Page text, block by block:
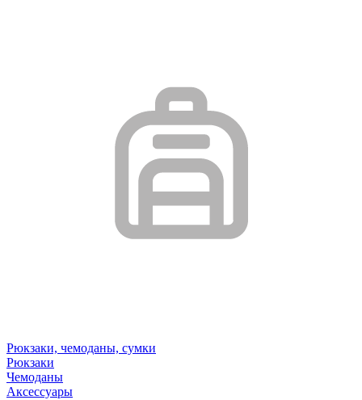
Рюкзаки, чемоданы, сумки
Рюкзаки
Чемоданы
Аксессуары